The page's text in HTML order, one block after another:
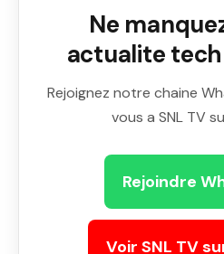
Ne
actualite
Rejoignez notre chaine
vous a SNL TV
Rejoindre
Voir SNL TV